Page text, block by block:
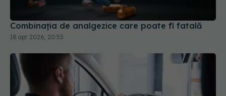
Combinația de analgezice care poate fi fatală
18 apr 2026, 20:53